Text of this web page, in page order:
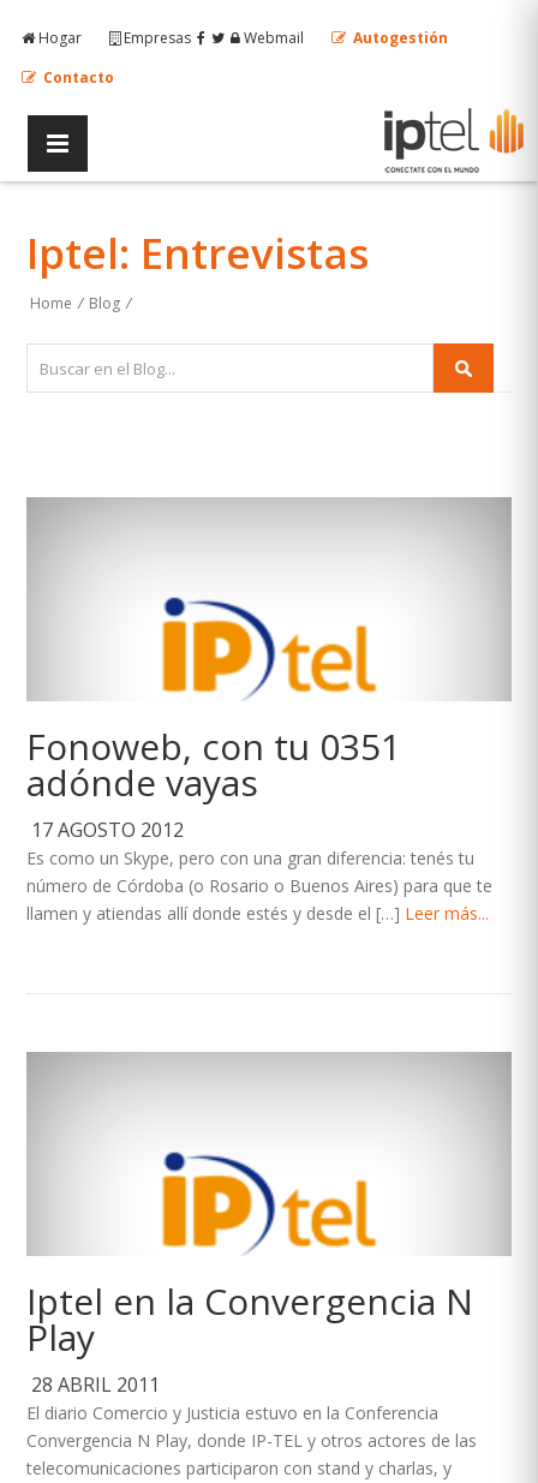
Hogar Empresas Webmail
Autogestión
Contacto
Iptel: Entrevistas
Home / Blog /
Fonoweb, con tu 0351
adónde vayas
17 AGOSTO 2012
Es como un Skype, pero con una gran diferencia: tenés tu
número de Córdoba (o Rosario o Buenos Aires) para que te
llamen y atiendas allí donde estés y desde el […] Leer más...
Iptel en la Convergencia N
Play
28 ABRIL 2011
El diario Comercio y Justicia estuvo en la Conferencia
Convergencia N Play, donde IP-TEL y otros actores de las
telecomunicaciones participaron con stand y charlas, y